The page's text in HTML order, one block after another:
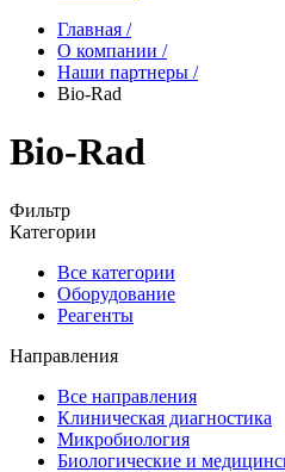
Главная /
О компании /
Наши партнеры /
Bio-Rad
Bio-Rad
Фильтр
Категории
Все категории
Оборудование
Реагенты
Направления
Все направления
Клиническая диагностика
Микробиология
Биологические и